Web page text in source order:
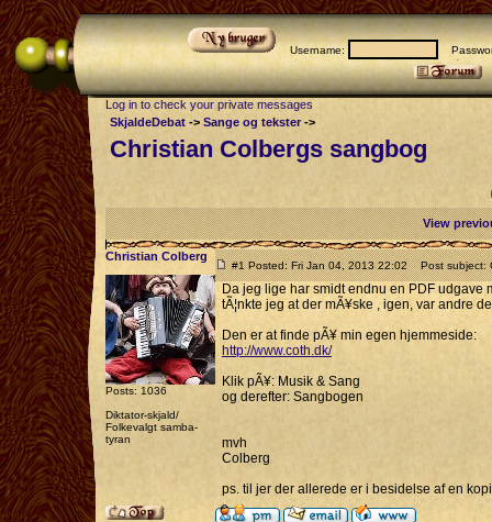
Username:
Log in to check your private messages
SkjaldeDebat -> Sange og tekster->
Christian Colbergs sangbog
View
Christian Colberg
Posts: 1036
Diktator-skjald/
Folkevalgt samba-
tyran
#1 Posted: Fri Jan 04, 2013 22:02 Post subject:
Da jeg lige har smidt endnu en PDF
tÃ¦nkte jeg at der mÃ¥ske , igen, var andre
Den er at finde pÃ¥ min egen hjemmeside:
http://www.coth.dk/
Klik pÃ¥: Musik & Sang
og derefter: Sangbogen
mvh
Colberg
ps. til jer der allerede er i besidelse af en